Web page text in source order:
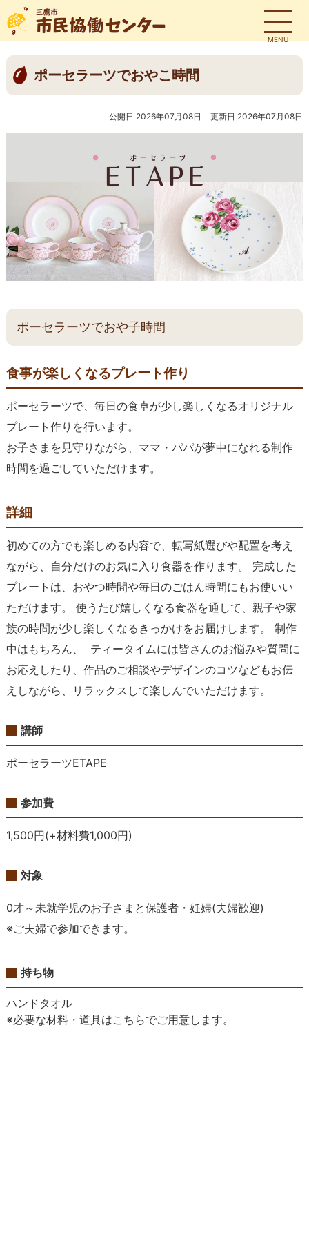
MENU
ポーセラーツでおやこ時間
公開日 2026年07月08日 更新日 2026年07月08日
ポーセラーツでおや子時間
食事が楽しくなるプレート作り
ポーセラーツで、毎日の食卓が少し楽しくなるオリジナル
プレート作りを行います。
お子さまを見守りながら、ママ・パパが夢中になれる制作
時間を過ごしていただけます。
詳細
初めての方でも楽しめる内容で、転写紙選びや配置を考え
ながら、自分だけのお気に入り食器を作ります。 完成した
プレートは、おやつ時間や毎日のごはん時間にもお使いい
ただけます。 使うたび嬉しくなる食器を通して、親子や家
族の時間が少し楽しくなるきっかけをお届けします。 制作
中はもちろん、 ティータイムには皆さんのお悩みや質問に
お応えしたり、作品のご相談やデザインのコツなどもお伝
えしながら、リラックスして楽しんでいただけます。
講師
ポーセラーツETAPE
参加費
1,500円(+材料費1,000円)
対象
0才～未就学児のお子さまと保護者・妊婦(夫婦歓迎)
※ご夫婦で参加できます。
持ち物
ハンドタオル
※必要な材料・道具はこちらでご用意します。